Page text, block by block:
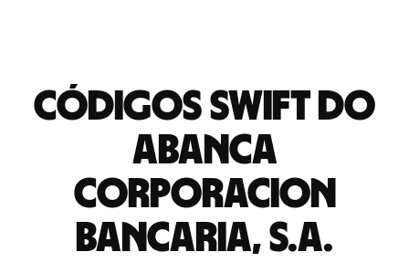
Códigos Swift do
ABANCA
CORPORACION
BANCARIA, S.A.